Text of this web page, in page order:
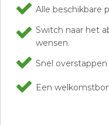
Alle beschikbare
Switch naar het
wensen.
Snel
Een